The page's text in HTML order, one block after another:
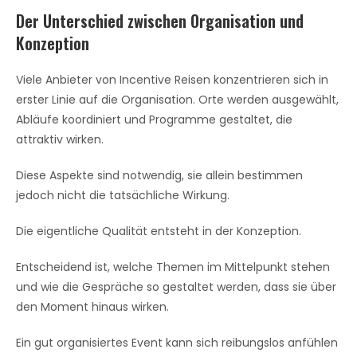
Der Unterschied zwischen Organisation und
Konzeption
Viele Anbieter von Incentive Reisen konzentrieren sich in
erster Linie auf die Organisation. Orte werden ausgewählt,
Abläufe koordiniert und Programme gestaltet, die
attraktiv wirken.
Diese Aspekte sind notwendig, sie allein bestimmen
jedoch nicht die tatsächliche Wirkung.
Die eigentliche Qualität entsteht in der Konzeption.
Entscheidend ist, welche Themen im Mittelpunkt stehen
und wie die Gespräche so gestaltet werden, dass sie über
den Moment hinaus wirken.
Ein gut organisiertes Event kann sich reibungslos anfühlen